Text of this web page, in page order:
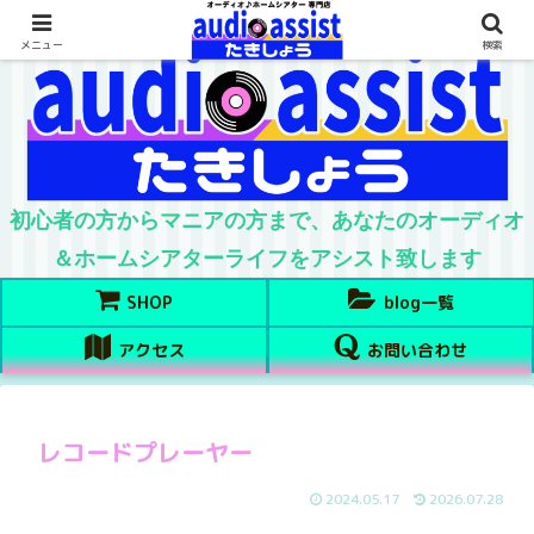
初心者の方からマニアの方まで、あなたのオーディオ
＆ホームシアターライフをアシスト致します
SHOP blog一覧
アクセス お問い合わせ
レコードプレーヤー
2024.05.17 2026.07.28
メニュー 検索